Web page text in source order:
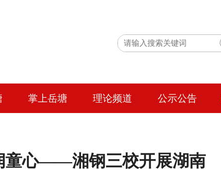
掌上岳塘 理论频道 公示公告
童心——湘钢三校开展湖南